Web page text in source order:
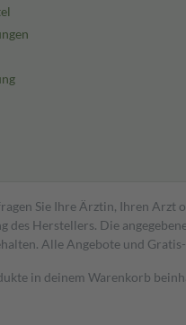
Sie Ihre Ärztin, Ihren
Herstellers. Die
Alle Angebote und
in deinem Warenkorb